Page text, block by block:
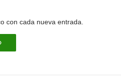
con cada nueva entrada.